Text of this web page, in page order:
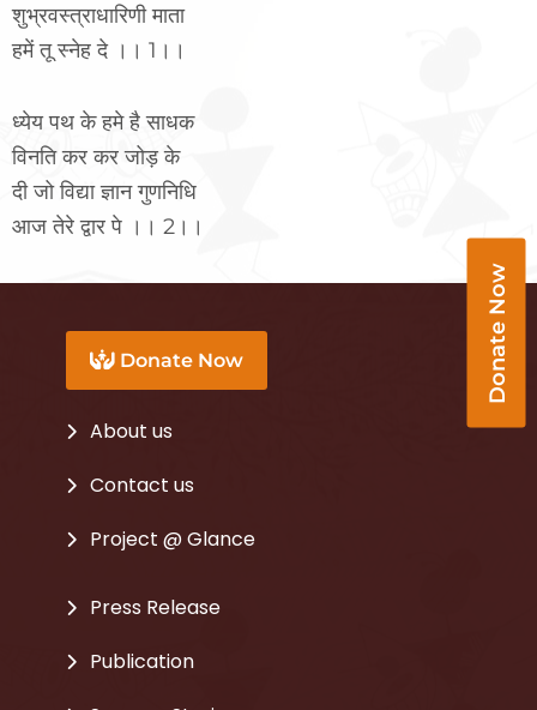
शुभ्रवस्त्राधारिणी माता
हमें तू स्नेह दे ।। 1।।
ध्येय पथ के हमे है साधक
विनति कर कर जोड़ के
दी जो विद्या ज्ञान गुणनिधि
आज तेरे द्वार पे ।। 2।।
Donate Now
About us
Contact us
Project @ Glance
Press Release
Publication
Donate Now